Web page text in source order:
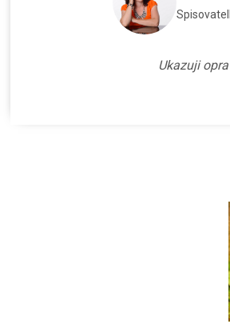
Ukazuji